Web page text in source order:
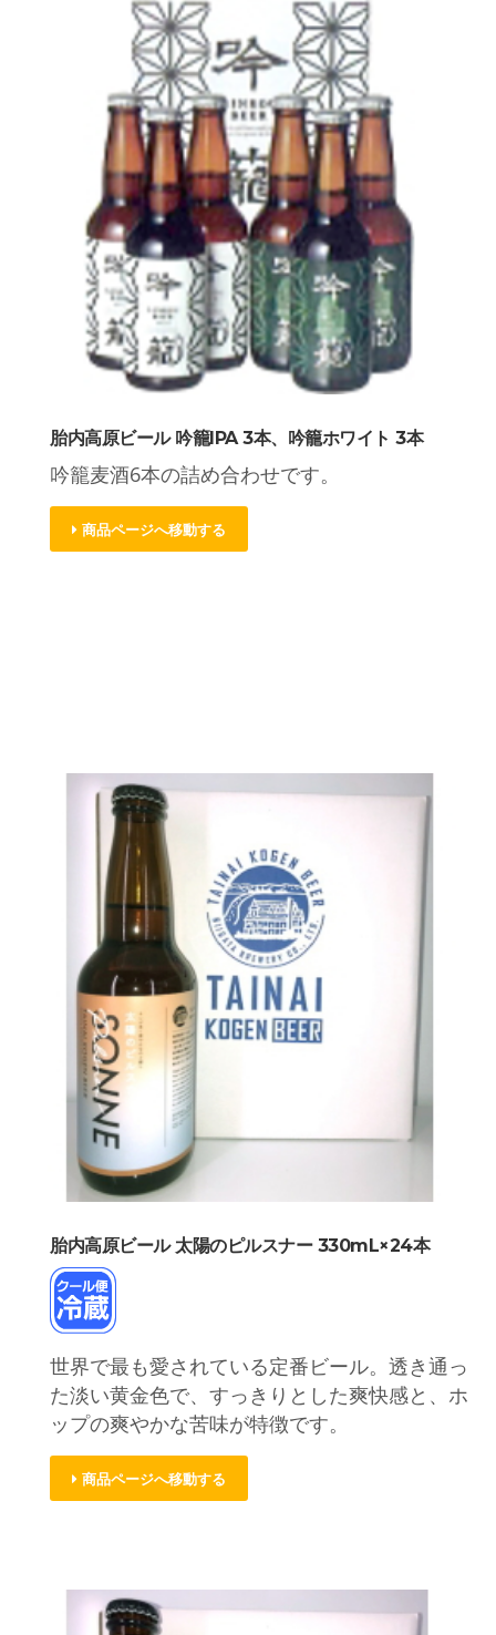
胎内高原ビール 吟籠IPA 3本、吟籠ホワイト 3本
吟籠麦酒6本の詰め合わせです。
商品ページへ移動する
胎内高原ビール 太陽のピルスナー 330mL×24本
世界で最も愛されている定番ビール。透き通っ
た淡い黄金色で、すっきりとした爽快感と、ホ
ップの爽やかな苦味が特徴です。
商品ページへ移動する